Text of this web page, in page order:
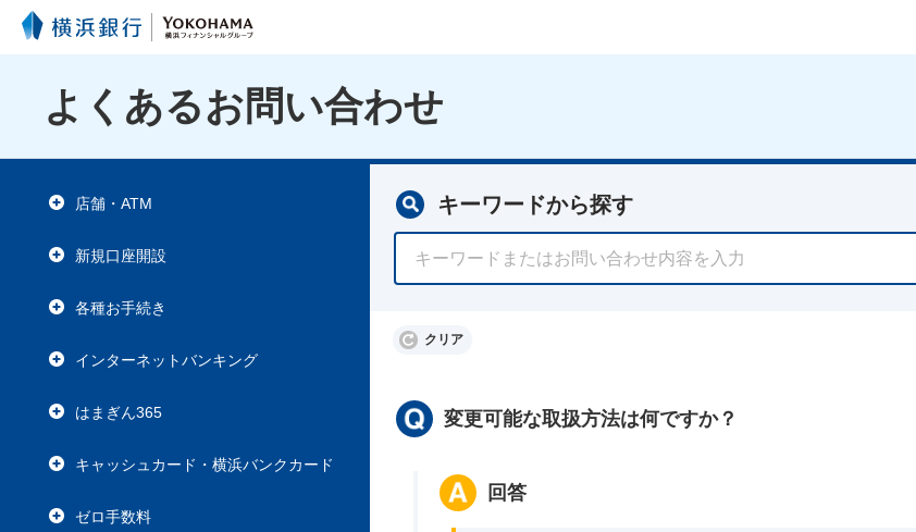
よくあるお問い合わせ
店舗・ATM
新規口座開設
各種お手続き
インターネットバンキング
はまぎん365
キャッシュカード・横浜バンクカード
ゼロ手数料
キーワードから探す
クリア
変更可能な取扱方法は何ですか？
回答